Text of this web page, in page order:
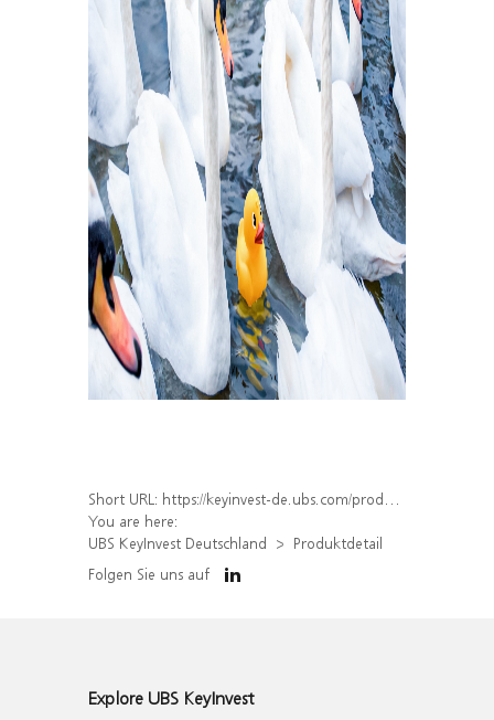
Short URL: https://keyinvest-de.ubs.com/produkt/detail/index/isin/DE000WA5Q511
You are here:
UBS KeyInvest Deutschland
Produktdetail
Folgen Sie uns auf
Explore UBS KeyInvest